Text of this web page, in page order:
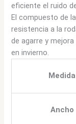
eficiente el ruido
El compuesto de
resistencia a la
de agarre y
en invierno.
Medida
Ancho